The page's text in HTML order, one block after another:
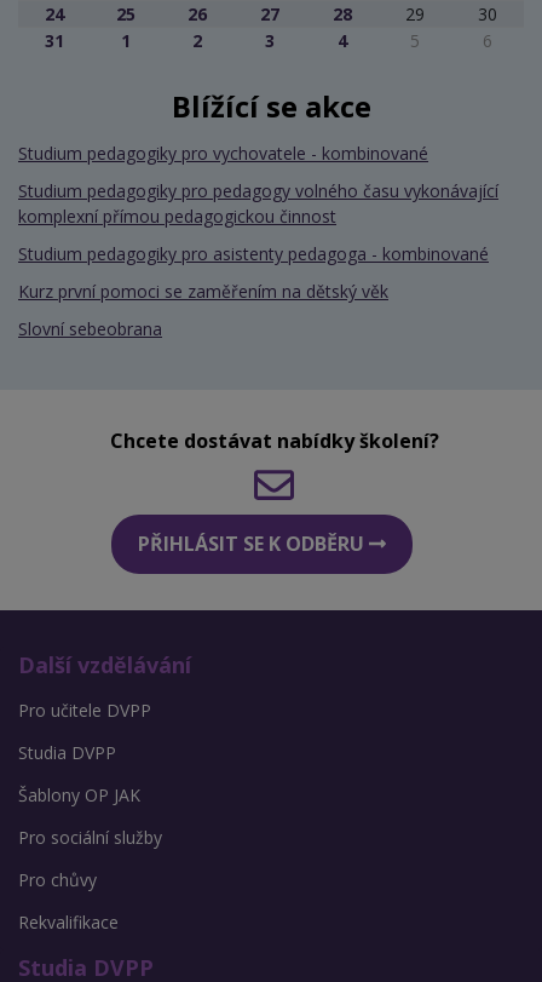
24
25 26 27 28 29
30
31
1 2 3 4 5 6
Blížící se akce
Studium pedagogiky pro vychovatele - kombinované
Studium pedagogiky pro pedagogy volného času vykonávající
komplexní přímou pedagogickou činnost
Studium pedagogiky pro asistenty pedagoga - kombinované
Kurz první pomoci se zaměřením na dětský věk
Slovní sebeobrana
Chcete dostávat nabídky školení?
PŘIHLÁSIT SE K ODBĚRU
Další vzdělávání
Pro učitele DVPP
Studia DVPP
Šablony OP JAK
Pro sociální služby
Pro chůvy
Rekvalifikace
Studia DVPP